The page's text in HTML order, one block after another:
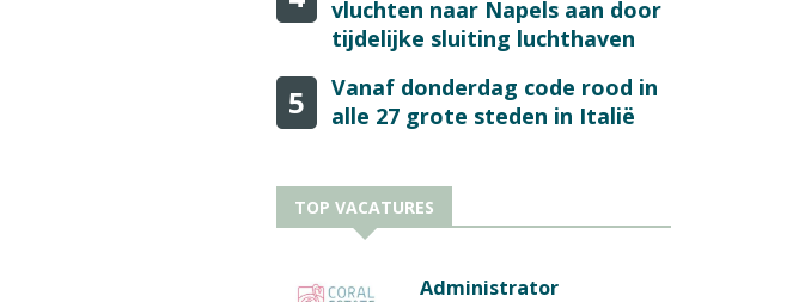
vluchten naar Napels aan door
tijdelijke sluiting luchthaven
5
Vanaf donderdag code rood in
alle 27 grote steden in Italië
TOP VACATURES
Administrator